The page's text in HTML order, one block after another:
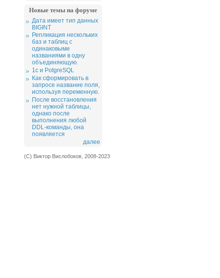
Новые темы на форуме
Дата имеет тип данных
BIGINT
Репликация нескольких
баз и таблиц с
одинаковыми
названиями в одну
объединяющую.
1c и PotgreSQL
Как сформировать в
запросе название поля,
используя переменную.
После восстановления
нет нужной таблицы,
однако после
выполнения любой
DDL-команды, она
появляется
далее
(С) Виктор Вислобоков, 2008-2023